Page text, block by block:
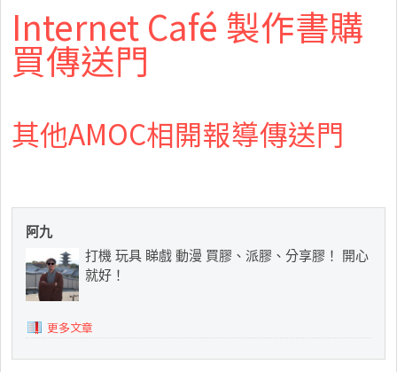
Internet Café 製作書購
買傳送門
其他AMOC相開報導傳送門
阿九
打機 玩具 睇戲 動漫 買膠、派膠、分享膠！ 開心
就好！
更多文章